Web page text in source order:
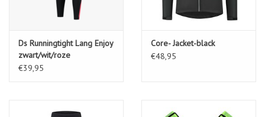
Ds Runningtight Lang Enjoy
zwart/wit/roze
€39,95
Core- Jacket-black
€48,95